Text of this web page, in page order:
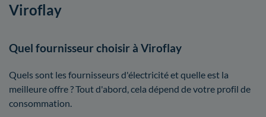
Viroflay
Quel fournisseur choisir à Viroflay
Quels sont les fournisseurs d'électricité et quelle est la
meilleure offre ? Tout d'abord, cela dépend de votre profil de
consommation.